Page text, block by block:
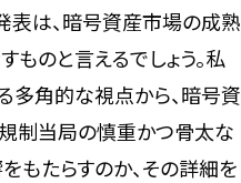
表は、暗号資産市場の成熟
ものと言えるでしょう。私
多角的な視点から、暗号資
制当局の慎重かつ骨太な
もたらすのか、その詳細を